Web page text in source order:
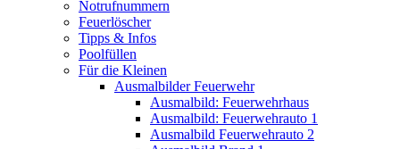
Notrufnummern
Feuerlöscher
Tipps & Infos
Poolfüllen
Für die Kleinen
Ausmalbilder Feuerwehr
Ausmalbild: Feuerwehrhaus
Ausmalbild: Feuerwehrauto 1
Ausmalbild Feuerwehrauto 2